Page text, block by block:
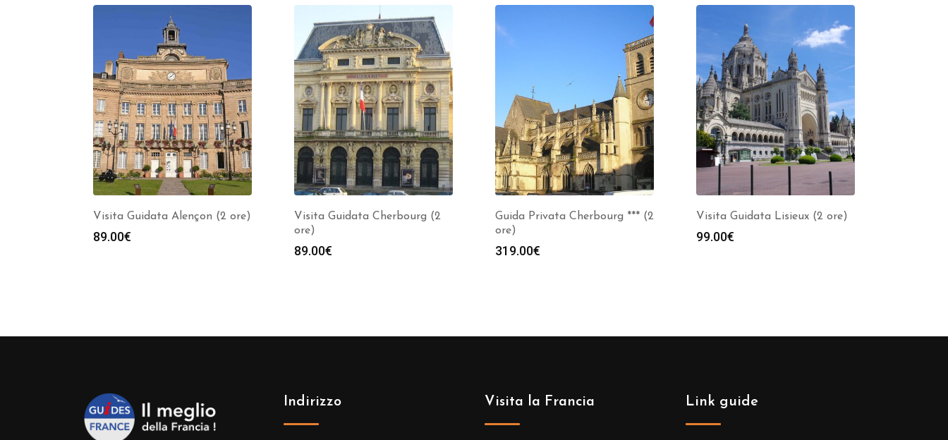
Visita Guidata Alençon (2 ore)
89.00€
Visita Guidata Cherbourg (2
ore)
89.00€
Guida Privata Cherbourg *** (2
ore)
319.00€
Visita Guidata Lisieux (2 ore)
99.00€
Indirizzo Visita la Francia Link guide